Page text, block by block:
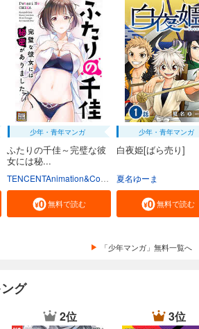
クリエイティブハウスポケット
少年・青年マンガ
ふたりの千佳～完璧な彼
女には秘...
無料で読む
少年・青年マンガ
白夜姫[ばら売り]
夏名ゆーま
無料で読む
「少年マンガ」無料一覧へ
グ
2位 3位